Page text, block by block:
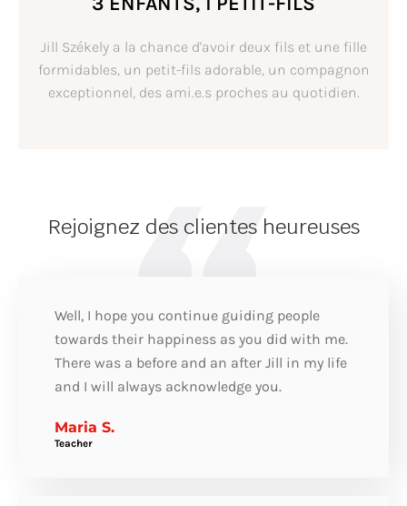
Jill Székely a la chance d'avoir deux fils et une fille
formidables, un petit-fils adorable, un compagnon
exceptionnel, des ami.e.s proches au quotidien.
Rejoignez des clientes heureuses
Well, I hope you continue guiding people
towards their happiness as you did with me.
There was a before and an after Jill in my life
and I will always acknowledge you.
Maria S.
Teacher